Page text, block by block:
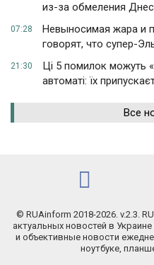
из-за обмеления
07:28
Невыносимая жара и
говорят, что супер-
21:30
Ці 5 помилок можуть
автоматі: їх
Все
© RUAinform 2018-2026. v.2.3.
актуальных новостей в
и объективные новости
ноутбуке,